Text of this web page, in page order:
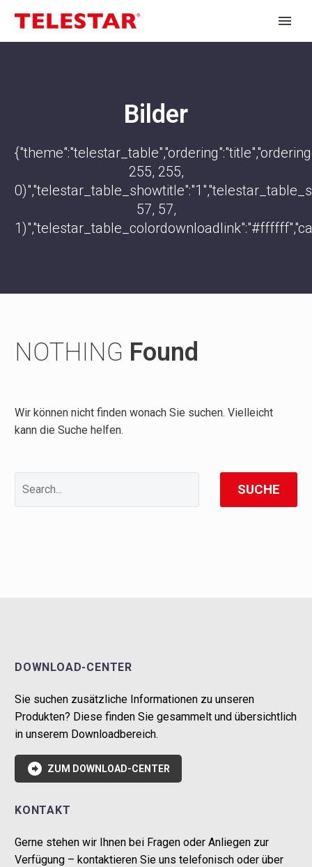
Bilder
255, 255,
57, 57,
NOTHING Found
Wir können nicht finden wonach Sie suchen. Vielleicht
kann die Suche helfen.
SUCHE
DOWNLOAD-CENTER
Sie suchen zusätzliche Informationen zu unseren
Produkten? Diese finden Sie gesammelt und übersichtlich
in unserem Downloadbereich.
 ZUM DOWNLOAD-CENTER
KONTAKT
Gerne stehen wir Ihnen bei Fragen oder Anliegen zur
Verfügung – kontaktieren Sie uns telefonisch oder über